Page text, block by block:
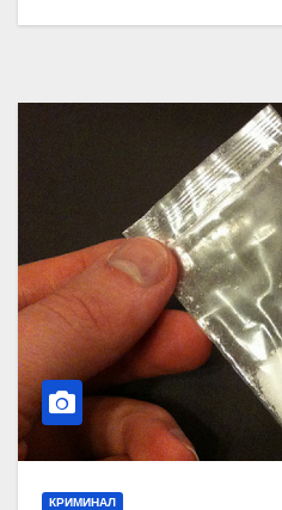
КРИМИНАЛ